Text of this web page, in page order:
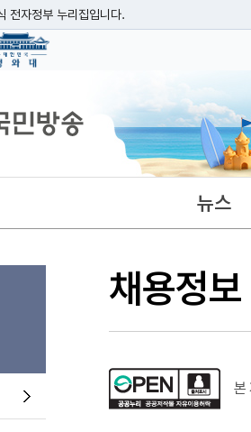
전자정부 누리집입니다.
기
도메인 주소를 사용하고 있다면 아래 URL에서
뉴스
채용정보
본